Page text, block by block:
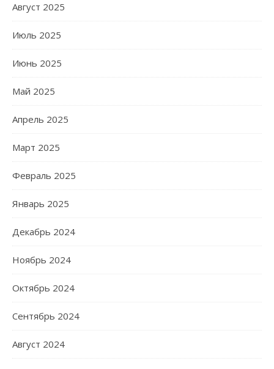
Август 2025
Июль 2025
Июнь 2025
Май 2025
Апрель 2025
Март 2025
Февраль 2025
Январь 2025
Декабрь 2024
Ноябрь 2024
Октябрь 2024
Сентябрь 2024
Август 2024